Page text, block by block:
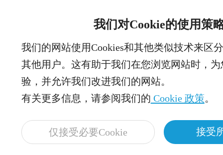
我们对Cookie的使用策
我们的网站使用Cookies和其他类似技术来区
其他用户。这有助于我们在您浏览网站时，
验，并允许我们改进我们的网站。
有关更多信息，请参阅我们的 Cookie 政策。
仅接受必要Cookie 接受